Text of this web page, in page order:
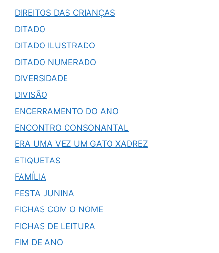
DIREITOS DAS CRIANÇAS
DITADO
DITADO ILUSTRADO
DITADO NUMERADO
DIVERSIDADE
DIVISÃO
ENCERRAMENTO DO ANO
ENCONTRO CONSONANTAL
ERA UMA VEZ UM GATO XADREZ
ETIQUETAS
FAMÍLIA
FESTA JUNINA
FICHAS COM O NOME
FICHAS DE LEITURA
FIM DE ANO